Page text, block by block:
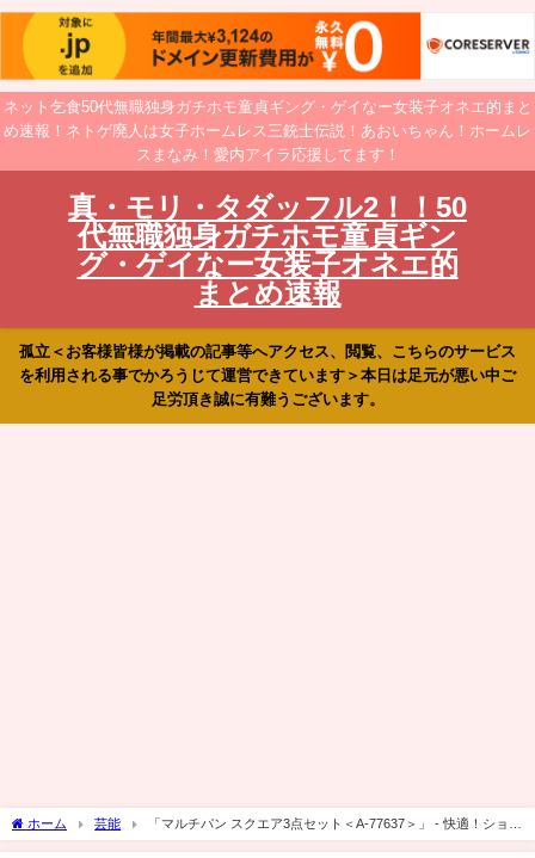
ネット乞食50代無職独身ガチホモ童貞ギング・ゲイなー女装子オネエ的まと
め速報！ネトゲ廃人は女子ホームレス三銃士伝説！あおいちゃん！ホームレ
スまなみ！愛内アイラ応援してます！
真・モリ・タダッフル2！！50
代無職独身ガチホモ童貞ギン
グ・ゲイなー女装子オネエ的
まとめ速報
孤立＜お客様皆様が掲載の記事等へアクセス、閲覧、こちらのサービス
を利用される事でかろうじて運営できています＞本日は足元が悪い中ご
足労頂き誠に有難うございます。
ホーム 芸能
「マルチパン スクエア3点セット＜A-77637＞」 - 快適！ショッ
ピングスタジオ サタデー（テレビ東京）